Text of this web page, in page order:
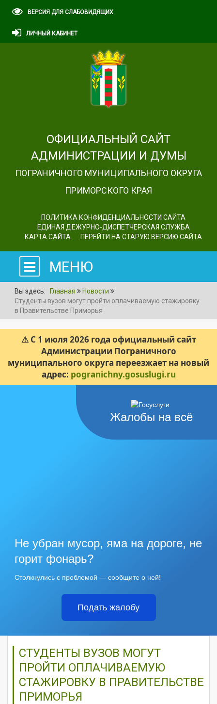
ВЕРСИЯ ДЛЯ СЛАБОВИДЯЩИХ
ЛИЧНЫЙ КАБИНЕТ
ОФИЦИАЛЬНЫЙ САЙТ
АДМИНИСТРАЦИИ И ДУМЫ
ПОГРАНИЧНОГО МУНИЦИПАЛЬНОГО ОКРУГА
ПРИМОРСКОГО КРАЯ
ПОЛИТИКА КОНФИДЕНЦИАЛЬНОСТИ САЙТА
ЕДИНАЯ ДЕЖУРНО-ДИСПЕТЧЕРСКАЯ СЛУЖБА
КАРТА САЙТА
ПЕРЕЙТИ НА СТАРУЮ ВЕРСИЮ САЙТА
МЕНЮ
Вы здесь: Главная
Новости
Студенты вузов могут пройти оплачиваемую стажировку
в Правительстве Приморья
⚠ С 1 июля 2026 года официальный сайт
Администрации Пограничного
муниципального округа переезжает на новый
адрес: pogranichny.gosuslugi.ru
Жалобы на всё
Не убран мусор, яма на дороге, не
горит фонарь?
Столкнулись с проблемой — сообщите о ней!
Подать жалобу
СТУДЕНТЫ ВУЗОВ МОГУТ
ПРОЙТИ ОПЛАЧИВАЕМУЮ
СТАЖИРОВКУ В ПРАВИТЕЛЬСТВЕ
ПРИМОРЬЯ